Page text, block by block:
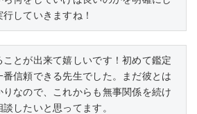
していきますね！
とが出来て嬉しいです！初めて鑑定
番信頼できる先生でした。まだ彼とは
なので、これからも無事関係を続け
したいと思ってます。